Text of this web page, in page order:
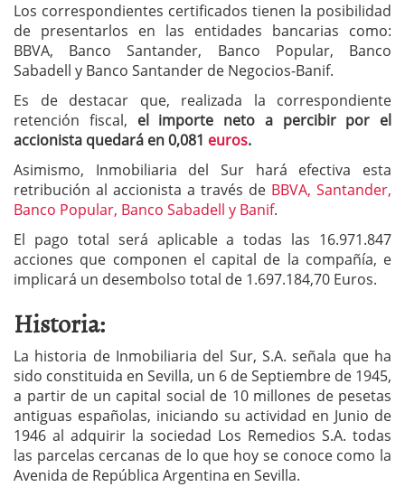
Los correspondientes certificados tienen la posibilidad
de presentarlos en las entidades bancarias como:
BBVA, Banco Santander, Banco Popular, Banco
Sabadell y Banco Santander de Negocios-Banif.
Es de destacar que, realizada la correspondiente
retención fiscal, el importe neto a percibir por el
accionista quedará en 0,081 euros.
Asimismo, Inmobiliaria del Sur hará efectiva esta
retribución al accionista a través de BBVA, Santander,
Banco Popular, Banco Sabadell y Banif.
El pago total será aplicable a todas las 16.971.847
acciones que componen el capital de la compañía, e
implicará un desembolso total de 1.697.184,70 Euros.
Historia:
La historia de Inmobiliaria del Sur, S.A. señala que ha
sido constituida en Sevilla, un 6 de Septiembre de 1945,
a partir de un capital social de 10 millones de pesetas
antiguas españolas, iniciando su actividad en Junio de
1946 al adquirir la sociedad Los Remedios S.A. todas
las parcelas cercanas de lo que hoy se conoce como la
Avenida de República Argentina en Sevilla.